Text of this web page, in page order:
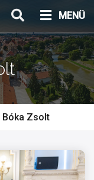
MENÜ
Bóka Zsolt